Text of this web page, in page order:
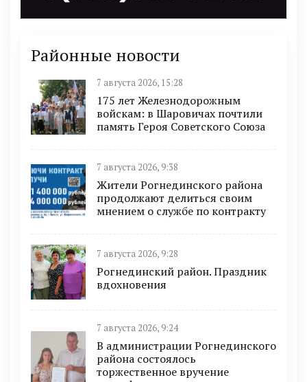
Районные новости
7 августа 2026, 15:28
175 лет Железнодорожным
войскам: в Шаровичах почтили
память Героя Советского Союза
7 августа 2026, 9:38
Жители Рогнединского района
продолжают делиться своим
мнением о службе по контракту
7 августа 2026, 9:28
Рогнединский район. Праздник
вдохновения
7 августа 2026, 9:24
В администрации Рогнединского
района состоялось
торжественное вручение